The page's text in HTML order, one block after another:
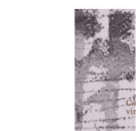
PRÉSENTATION ET
POLITIQUE ÉDITORIALE
LA RÉDACTION
COMITÉ DE LECTURE
PROTOCOLE DE
SOUMISSION
PROCHAINS NUMÉROS